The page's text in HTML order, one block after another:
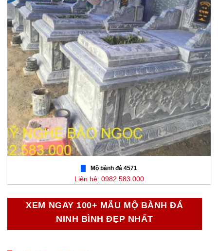
Mộ bành đá 4571
Liên hệ: 0982.583.000
XEM NGAY 100+ MẪU MỘ BÀNH ĐÁ
NINH BÌNH ĐẸP NHẤT